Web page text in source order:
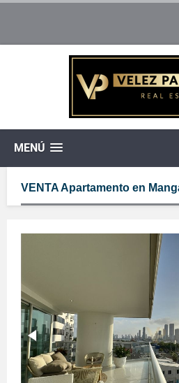
MENÚ
VENTA Apartamento en